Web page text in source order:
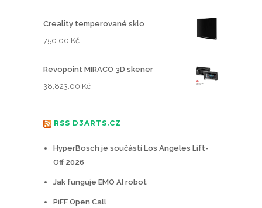
Creality temperované sklo
750.00 Kč
Revopoint MIRACO 3D skener
38,823.00 Kč
RSS D3ARTS.CZ
HyperBosch je součástí Los Angeles Lift-
Off 2026
Jak funguje EMO AI robot
PiFF Open Call